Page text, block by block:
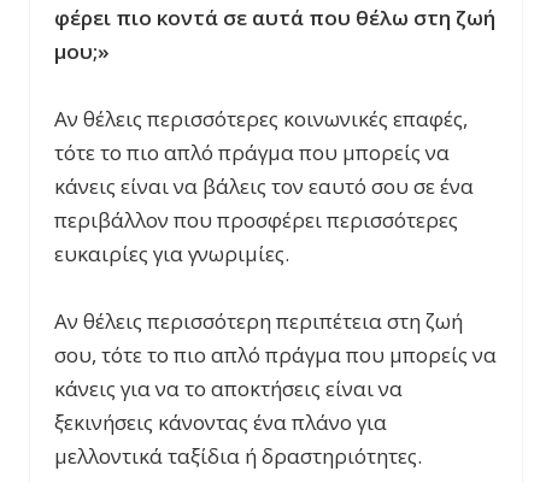
φέρει πιο κοντά σε αυτά που θέλω στη ζωή
μου;»
Αν θέλεις περισσότερες κοινωνικές επαφές,
τότε το πιο απλό πράγμα που μπορείς να
κάνεις είναι να βάλεις τον εαυτό σου σε ένα
περιβάλλον που προσφέρει περισσότερες
ευκαιρίες για γνωριμίες.
Αν θέλεις περισσότερη περιπέτεια στη ζωή
σου, τότε το πιο απλό πράγμα που μπορείς να
κάνεις για να το αποκτήσεις είναι να
ξεκινήσεις κάνοντας ένα πλάνο για
μελλοντικά ταξίδια ή δραστηριότητες.